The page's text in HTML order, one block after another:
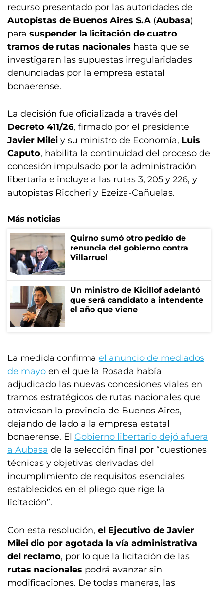
recurso presentado por las autoridades de
Autopistas de Buenos Aires S.A (Aubasa)
para suspender la licitación de cuatro
tramos de rutas nacionales hasta que se
investigaran las supuestas irregularidades
denunciadas por la empresa estatal
bonaerense.
La decisión fue oficializada a través del
Decreto 411/26, firmado por el presidente
Javier Milei y su ministro de Economía, Luis
Caputo, habilita la continuidad del proceso de
concesión impulsado por la administración
libertaria e incluye a las rutas 3, 205 y 226, y
autopistas Riccheri y Ezeiza-Cañuelas.
Más noticias
Quirno sumó otro pedido de
renuncia del gobierno contra
Villarruel
Un ministro de Kicillof adelantó
que será candidato a intendente
el año que viene
La medida confirma el anuncio de mediados
de mayo en el que la Rosada había
adjudicado las nuevas concesiones viales en
tramos estratégicos de rutas nacionales que
atraviesan la provincia de Buenos Aires,
dejando de lado a la empresa estatal
bonaerense. El Gobierno libertario dejó afuera
a Aubasa de la selección final por “cuestiones
técnicas y objetivas derivadas del
incumplimiento de requisitos esenciales
establecidos en el pliego que rige la
licitación”.
Con esta resolución, el Ejecutivo de Javier
Milei dio por agotada la vía administrativa
del reclamo, por lo que la licitación de las
rutas nacionales podrá avanzar sin
modificaciones. De todas maneras, las